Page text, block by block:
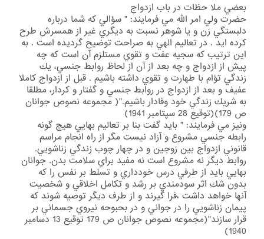
بعضي ملا حظات در باب ازدواج
حضرت ولي امر الله مي فرمايند: " سؤالي كه شما درباره
دلبستگي زن و يا شوهر نسبت به ديگري غير از همسرش طرح
كرده ايد . در تعاليم الهي به صراحت توضيح گرديده است . به
اين ترتيب كه سجيه عفت و تقوي مستلزم آن است كه چه
پيش از ازدواج و چه بعد از آن از لحاظ روابط جنسي، يك
زندگي تؤام با طهارت و تقوي داشته باشيم . قبل از ازدواج كاملا
عفيف و بعد از ازدواج در روابط جنسي و گفتار و كردار، مطلقا
به شريك زندگي خود وفادار باشيم."( مجموعه نصوص جوانان
ص 179)(توقيع 28 سپتامبر 1941)
ونيز مي فرمايند: " بايد گفت بنا بر تعاليم بهايي هيچ گونه
رابطه جنسي مشروع و آزاد نيست مگر از راه انجام مراسم
قانوني ازدواج بين زوجين و در چهار چوب زندگي زناشويي.
روابط ديگر نه مشروع است نه مفيد براي سلامت بدن. جوانان
بهايي بايد از طرفي درس خودداري و تسلط بر نفس را كه
بدون شك اثر سودمندي بر رشد و تكامل اخلاقي و شخصيت
آنها خواهد داشت ،فرا گيرند و از طرف ديگر توصيه شوند كه
پيمان زناشويي را در جواني و در بحبوحه نيروي جسماني بر
قرار سازند"(مجموعه نصوص جوانان ص 179 توقيع 13 دسامبر
1940)